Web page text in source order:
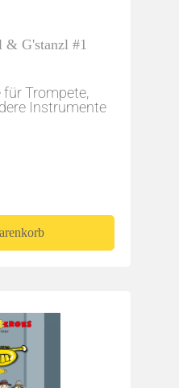
& G'stanzl #1
Instrumente